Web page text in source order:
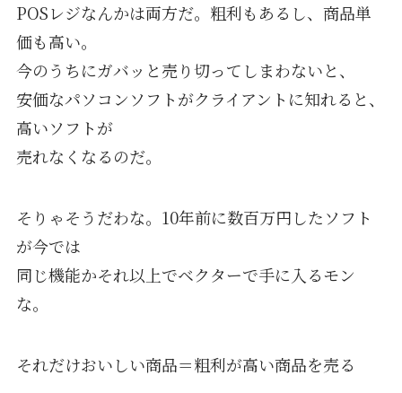
POSレジなんかは両方だ。粗利もあるし、商品単
価も高い。
今のうちにガバッと売り切ってしまわないと、
安価なパソコンソフトがクライアントに知れると、
高いソフトが
売れなくなるのだ。
そりゃそうだわな。10年前に数百万円したソフト
が今では
同じ機能かそれ以上でベクターで手に入るモン
な。
それだけおいしい商品＝粗利が高い商品を売る